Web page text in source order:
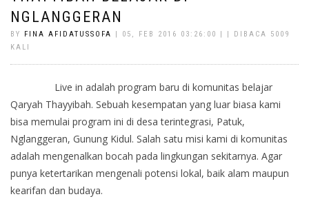
NGLANGGERAN
BY FINA AFIDATUSSOFA
| 05, FEB 2016 03:26:00 | | DIBACA 5009
KALI
Live in adalah program baru di komunitas belajar
Qaryah Thayyibah. Sebuah kesempatan yang luar biasa kami
bisa memulai program ini di desa terintegrasi, Patuk,
Nglanggeran, Gunung Kidul. Salah satu misi kami di komunitas
adalah mengenalkan bocah pada lingkungan sekitarnya. Agar
punya ketertarikan mengenali potensi lokal, baik alam maupun
kearifan dan budaya.